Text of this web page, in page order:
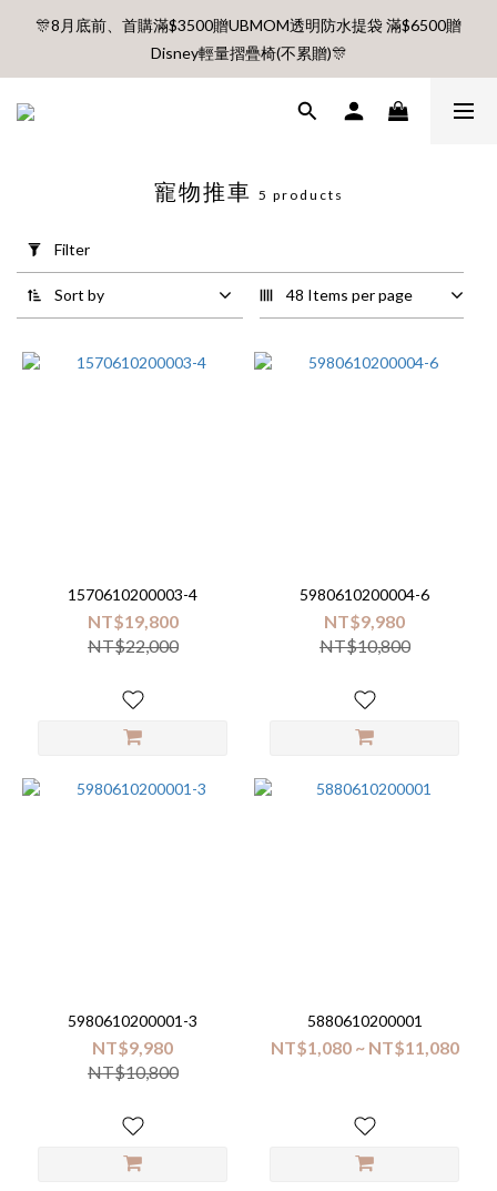
🎊8月底前、首購滿$3500贈UBMOM透明防水提袋 滿$6500贈
Disney輕量摺疊椅(不累贈)🎊
Disney輕量摺疊椅(不累贈)🎊
【村却國際溫泉酒店】指定平日免加價升等雙面景觀客房
8月每週五、六、日 新會員 首購免運🔥
🎊8月底前、首購滿$3500贈UBMOM透明防水提袋 滿$6500贈
Disney輕量摺疊椅(不累贈)🎊
(0/20)
(NT$)
(2)
TrulyPet
寵物推車 5 products
Filter
Sort by 48 Items per page
1570610200003-4
NT$19,800
NT$22,000
5980610200004-6
NT$9,980
NT$10,800
5980610200001-3
NT$9,980
NT$10,800
5880610200001
NT$1,080 ~ NT$11,080